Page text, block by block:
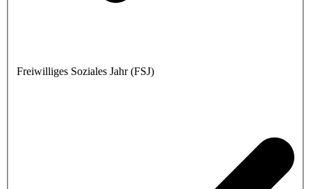
Freiwilliges Soziales Jahr (FSJ)